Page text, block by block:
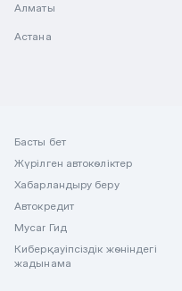
Алматы
Астана
Басты бет
Жүрілген автокөліктер
Хабарландыру беру
Автокредит
Mycar Гид
Киберқауіпсіздік жөніндегі
жадынама